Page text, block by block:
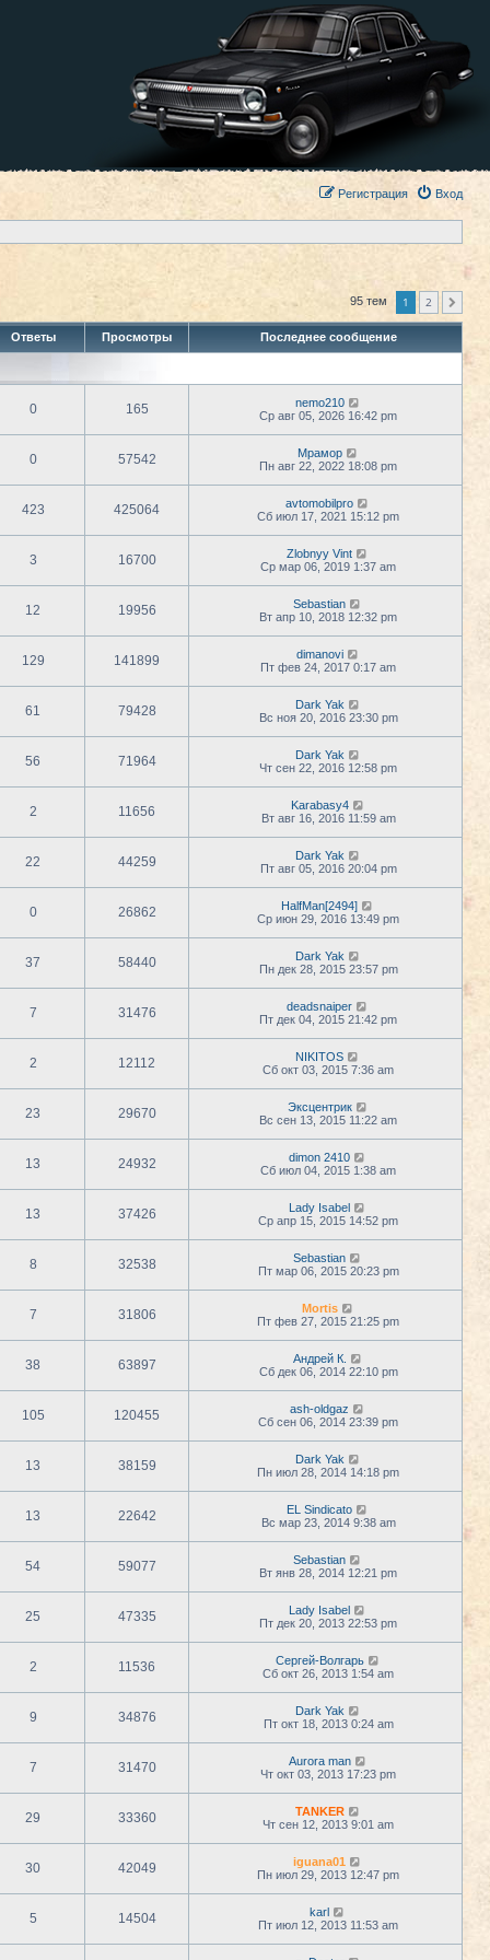
Вход
Регистрация
95 тем 1 2
Ответы Просмотры Последнее сообщение
0 165
nemo210
Ср авг 05, 2026 16:42 pm
0 57542
Мрамор
Пн авг 22, 2022 18:08 pm
423 425064
avtomobilpro
Сб июл 17, 2021 15:12 pm
3 16700
Zlobnyy Vint
Ср мар 06, 2019 1:37 am
12 19956
Sebastian
Вт апр 10, 2018 12:32 pm
129 141899
dimanovi
Пт фев 24, 2017 0:17 am
61 79428
Dark Yak
Вс ноя 20, 2016 23:30 pm
56 71964
Dark Yak
Чт сен 22, 2016 12:58 pm
2 11656
Karabasy4
Вт авг 16, 2016 11:59 am
22 44259
Dark Yak
Пт авг 05, 2016 20:04 pm
0 26862
HalfMan[2494]
Ср июн 29, 2016 13:49 pm
37 58440
Dark Yak
Пн дек 28, 2015 23:57 pm
7 31476
deadsnaiper
Пт дек 04, 2015 21:42 pm
2 12112
NIKITOS
Сб окт 03, 2015 7:36 am
23 29670
Эксцентрик
Вс сен 13, 2015 11:22 am
13 24932
dimon 2410
Сб июл 04, 2015 1:38 am
13 37426
Lady Isabel
Ср апр 15, 2015 14:52 pm
8 32538
Sebastian
Пт мар 06, 2015 20:23 pm
7 31806
Mortis
Пт фев 27, 2015 21:25 pm
38 63897
Андрей К.
Сб дек 06, 2014 22:10 pm
105 120455
ash-oldgaz
Сб сен 06, 2014 23:39 pm
13 38159
Dark Yak
Пн июл 28, 2014 14:18 pm
13 22642
EL Sindicato
Вс мар 23, 2014 9:38 am
54 59077
Sebastian
Вт янв 28, 2014 12:21 pm
25 47335
Lady Isabel
Пт дек 20, 2013 22:53 pm
2 11536
Сергей-Волгарь
Сб окт 26, 2013 1:54 am
9 34876
Dark Yak
Пт окт 18, 2013 0:24 am
7 31470
Aurora man
Чт окт 03, 2013 17:23 pm
29 33360
TANKER
Чт сен 12, 2013 9:01 am
30 42049
iguana01
Пн июл 29, 2013 12:47 pm
5 14504
karl
Пт июл 12, 2013 11:53 am